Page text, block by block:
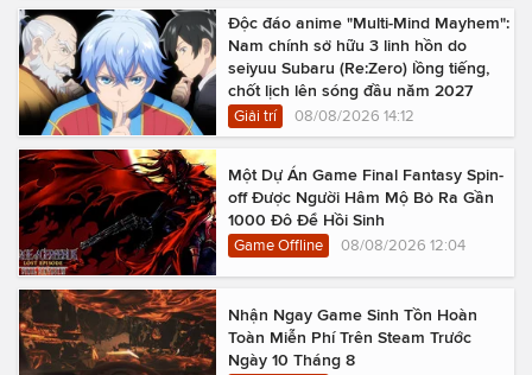
Độc đáo anime "Multi-Mind Mayhem":
Nam chính sở hữu 3 linh hồn do
seiyuu Subaru (Re:Zero) lồng tiếng,
chốt lịch lên sóng đầu năm 2027
Giải trí 08/08/2026 14:12
Một Dự Án Game Final Fantasy Spin-
off Được Người Hâm Mộ Bỏ Ra Gần
1000 Đô Để Hồi Sinh
Game Offline 08/08/2026 12:04
Nhận Ngay Game Sinh Tồn Hoàn
Toàn Miễn Phí Trên Steam Trước
Ngày 10 Tháng 8